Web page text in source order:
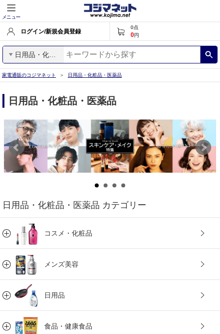
メニュー
ログイン/新規会員登録
0点
0円
日用品・化粧品・医薬品
家電通販のコジマネット 日用品・化粧品・医薬品
日用品・化粧品・医薬品
日用品・化粧品・医薬品 カテゴリー
コスメ・化粧品
メンズ美容
日用品
食品・健康食品